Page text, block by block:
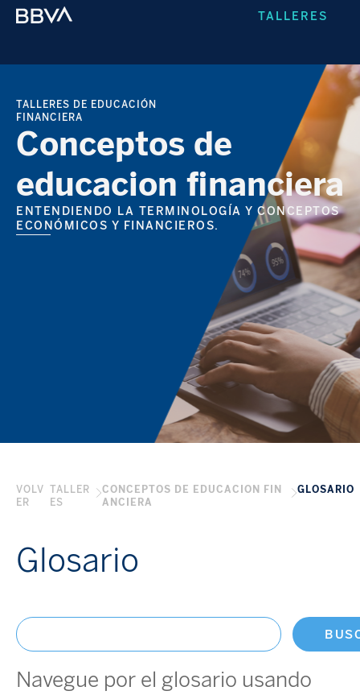
TALLERES
TALLERES DE EDUCACIÓN
FINANCIERA
Conceptos de
educacion financiera
ENTENDIENDO LA TERMINOLOGÍA Y CONCEPTOS
ECONÓMICOS Y FINANCIEROS.
VOLV
ER
TALLER
ES
CONCEPTOS DE EDUCACION FIN
ANCIERA
GLOSARIO
Glosario
Navegue por el glosario usando